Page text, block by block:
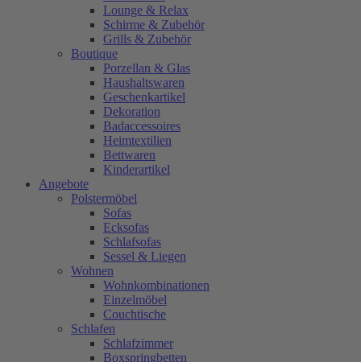
Lounge & Relax
Schirme & Zubehör
Grills & Zubehör
Boutique
Porzellan & Glas
Haushaltswaren
Geschenkartikel
Dekoration
Badaccessoires
Heimtextilien
Bettwaren
Kinderartikel
Angebote
Polstermöbel
Sofas
Ecksofas
Schlafsofas
Sessel & Liegen
Wohnen
Wohnkombinationen
Einzelmöbel
Couchtische
Schlafen
Schlafzimmer
Boxspringbetten